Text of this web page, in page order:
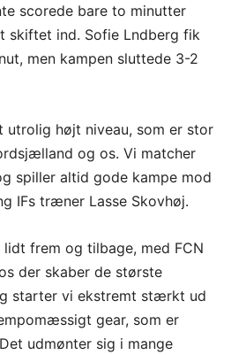
scorede bare to minutter
skiftet ind. Sofie Lndberg fik
men kampen sluttede 3-2
utrolig højt niveau, som er stor
og os. Vi matcher
spiller altid gode kampe mod
IFs træner Lasse Skovhøj.
lidt frem og tilbage, med FCN
der skaber de største
starter vi ekstremt stærkt ud
gear, som er
udmønter sig i mange